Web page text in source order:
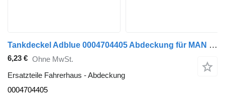
Tankdeckel Adblue 0004704405 Abdeckung für MAN MERCEDES, VW Sattelzugmaschine
6,23 € Ohne MwSt.
Ersatzteile Fahrerhaus - Abdeckung
0004704405